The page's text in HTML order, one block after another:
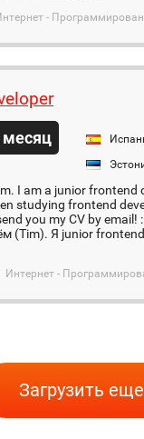
-
месяц
I am a junior frontend
studying frontend
you my CV by email!
(Tim). Я junior
Интернет -
Загрузить еще